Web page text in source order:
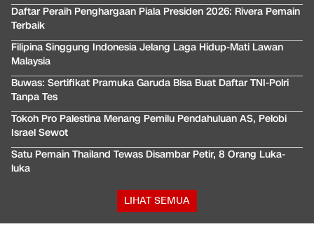
Daftar Peraih Penghargaan Piala Presiden 2026: Rivera Pemain
Terbaik
Filipina Singgung Indonesia Jelang Laga Hidup-Mati Lawan
Malaysia
Buwas: Sertifikat Pramuka Garuda Bisa Buat Daftar TNI-Polri
Tanpa Tes
Tokoh Pro Palestina Menang Pemilu Pendahuluan AS, Pelobi
Israel Sewot
Satu Pemain Thailand Tewas Disambar Petir, 8 Orang Luka-
luka
LIHAT SEMUA